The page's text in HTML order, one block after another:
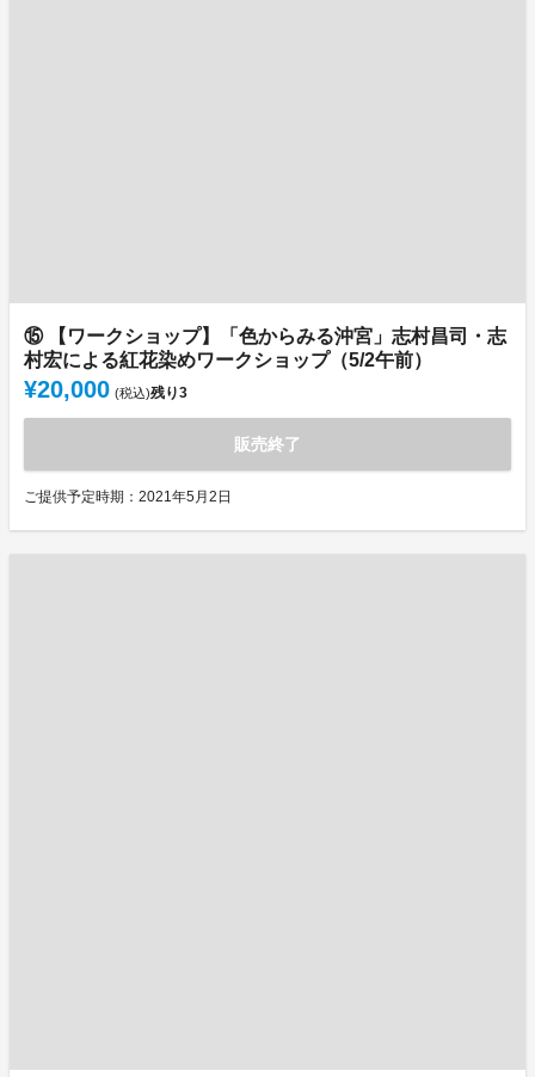
⑮ 【ワークショップ】「色からみる沖宮」志村昌司・志
村宏による紅花染めワークショップ（5/2午前）
¥20,000 (税込)残り3
販売終了
ご提供予定時期：2021年5月2日